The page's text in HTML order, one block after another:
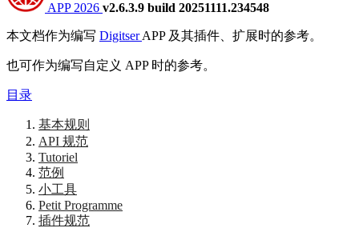
APP 2026 v2.6.3.9 build 20251111.234548
本文档作为编写 DigitserAPP 及其插件、扩展时的参考。
也可作为编写自定义 APP 时的参考。
目录
基本规则
API 规范
Tutoriel
范例
小工具
Petit Programme
插件规范